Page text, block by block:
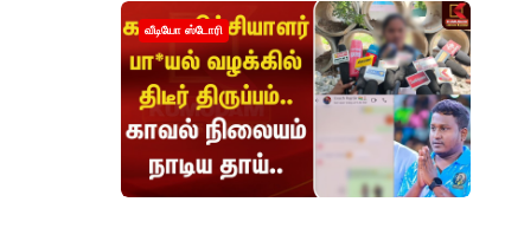
வீடியோ ஸ்டோரி